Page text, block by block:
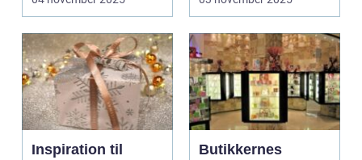
Inspiration til
Butikkernes